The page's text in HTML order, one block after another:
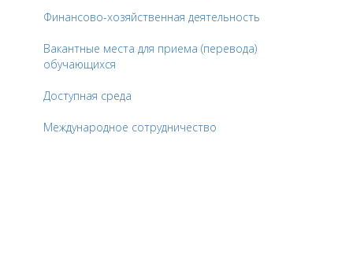
Финансово-хозяйственная деятельность
Вакантные места для приема (перевода)
обучающихся
Доступная среда
Международное сотрудничество